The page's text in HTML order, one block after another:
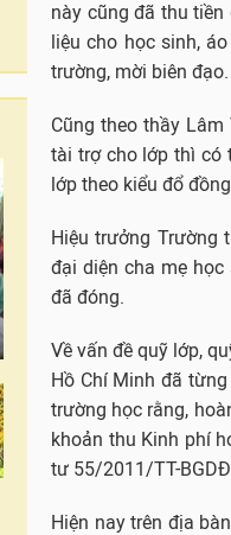
này cũng đã thu
liệu cho học sinh,
trường, mời biên đạo.
Cũng theo thầy
tài trợ cho lớp thì có
lớp theo kiểu đổ
Hiệu trưởng Trường
đại diện cha mẹ
đã đóng.
Về vấn đề quỹ lớp,
Hồ Chí Minh đã
trường học rằng,
khoản thu Kinh phí
tư 55/2011/TT-
Hiện nay trên địa